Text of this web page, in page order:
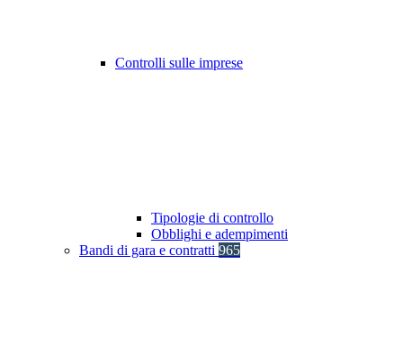
Controlli sulle imprese
Tipologie di controllo
Obblighi e adempimenti
Bandi di gara e contratti 965